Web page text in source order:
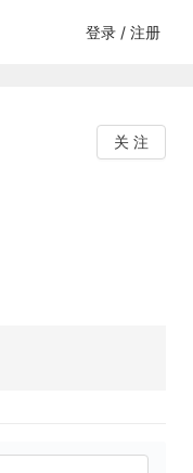
登录 / 注册
关 注